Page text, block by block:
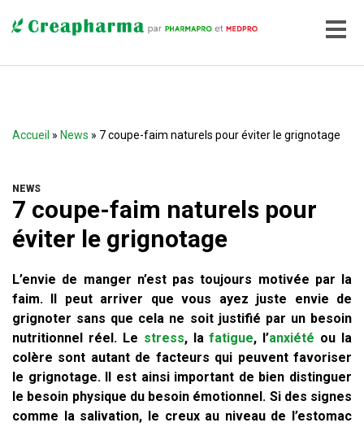
Accueil » News » 7 coupe-faim naturels pour éviter le grignotage
NEWS
7 coupe-faim naturels pour
éviter le grignotage
L’envie de manger n’est pas toujours motivée par la
faim. Il peut arriver que vous ayez juste envie de
grignoter sans que cela ne soit justifié par un besoin
nutritionnel réel. Le stress, lafatigue, l’anxiété ou la
colère sont autant de facteurs qui peuvent favoriser
le grignotage. Il est ainsi important de bien distinguer
le besoin physique du besoin émotionnel. Si des signes
comme la salivation, le creux au niveau de l’estomac